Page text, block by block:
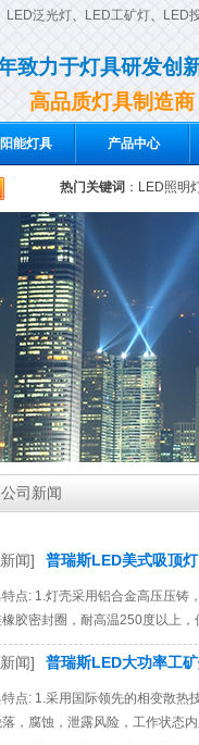
LED泛光灯、 LED工矿灯、 LED
致力于灯具研发创
高品质灯具制造商
能灯具 产品中心
热门关键词 ： LED照明
公司新闻
闻] 普瑞斯LED美式吸顶灯
点: 1.灯壳采用铝合金高压压铸
胶密封圈，耐高温250度以上，
闻] 普瑞斯LED大功率工
点: 1.采用国际领先的相变散热
，腐蚀，泄露风险，工作状态